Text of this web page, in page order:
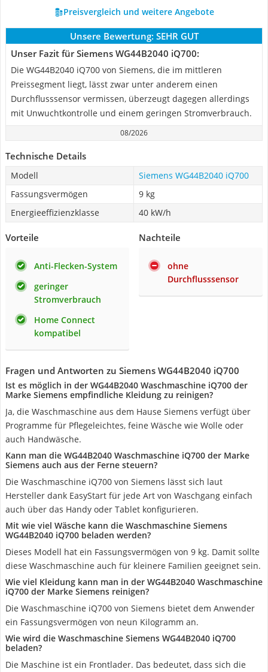
Preisvergleich und weitere Angebote
Unsere Bewertung: SEHR GUT
Unser Fazit für Siemens WG44B2040 iQ700:
Die WG44B2040 iQ700 von Siemens, die im mittleren
Preissegment liegt, lässt zwar unter anderem einen
Durchflusssensor vermissen, überzeugt dagegen allerdings
mit Unwuchtkontrolle und einem geringen Stromverbrauch.
08/2026
Technische Details
Modell
Siemens WG44B2040 iQ700
Fassungsvermögen
9 kg
Energieeffizienzklasse
40 kW/h
Vorteile
Anti-Flecken-System
geringer
Stromverbrauch
Home Connect
kompatibel
Nachteile
ohne
Durchflusssensor
Fragen und Antworten zu Siemens WG44B2040 iQ700
Ist es möglich in der WG44B2040 Waschmaschine iQ700 der
Marke Siemens empfindliche Kleidung zu reinigen?
Ja, die Waschmaschine aus dem Hause Siemens verfügt über
Programme für Pflegeleichtes, feine Wäsche wie Wolle oder
auch Handwäsche.
Kann man die WG44B2040 Waschmaschine iQ700 der Marke
Siemens auch aus der Ferne steuern?
Die Waschmaschine iQ700 von Siemens lässt sich laut
Hersteller dank EasyStart für jede Art von Waschgang einfach
auch über das Handy oder Tablet konfigurieren.
Mit wie viel Wäsche kann die Waschmaschine Siemens
WG44B2040 iQ700 beladen werden?
Dieses Modell hat ein Fassungsvermögen von 9 kg. Damit sollte
diese Waschmaschine auch für kleinere Familien geeignet sein.
Wie viel Kleidung kann man in der WG44B2040 Waschmaschine
iQ700 der Marke Siemens reinigen?
Die Waschmaschine iQ700 von Siemens bietet dem Anwender
ein Fassungsvermögen von neun Kilogramm an.
Wie wird die Waschmaschine Siemens WG44B2040 iQ700
beladen?
Die Maschine ist ein Frontlader. Das bedeutet, dass sich die